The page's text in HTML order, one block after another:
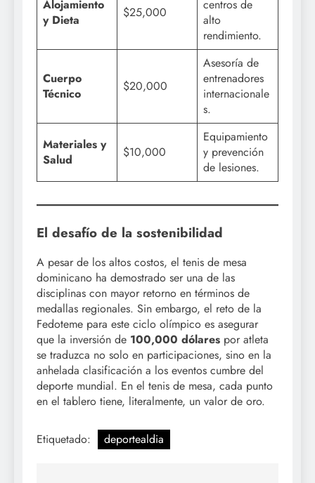
Alojamiento
y Dieta
$25,000
centros de
alto
rendimiento.
Cuerpo
Técnico
$20,000
Asesoría de
entrenadores
internacionale
s.
Materiales y
Salud
$10,000
Equipamiento
y prevención
de lesiones.
El desafío de la sostenibilidad
A pesar de los altos costos, el tenis de mesa
dominicano ha demostrado ser una de las
disciplinas con mayor retorno en términos de
medallas regionales. Sin embargo, el reto de la
Fedoteme para este ciclo olímpico es asegurar
que la inversión de 100,000 dólares por atleta
se traduzca no solo en participaciones, sino en la
anhelada clasificación a los eventos cumbre del
deporte mundial. En el tenis de mesa, cada punto
en el tablero tiene, literalmente, un valor de oro.
Etiquetado: deportealdia